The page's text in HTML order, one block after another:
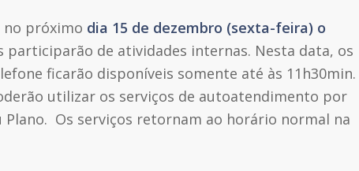
no próximo dia 15 de dezembro (sexta-feira) o
participarão de atividades internas. Nesta data, os
ficarão disponíveis somente até às 11h30min.
utilizar os serviços de autoatendimento por
Os serviços retornam ao horário normal na